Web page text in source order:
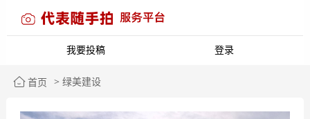
我要投稿 登录
首页 > 绿美建设